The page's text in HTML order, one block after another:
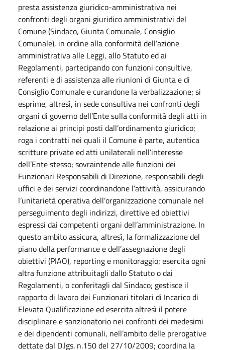
presta assistenza giuridico-amministrativa nei
confronti degli organi giuridico amministrativi del
Comune (Sindaco, Giunta Comunale, Consiglio
Comunale), in ordine alla conformità dell’azione
amministrativa alle Leggi, allo Statuto ed ai
Regolamenti, partecipando con funzioni consultive,
referenti e di assistenza alle riunioni di Giunta e di
Consiglio Comunale e curandone la verbalizzazione; si
esprime, altresì, in sede consultiva nei confronti degli
organi di governo dell’Ente sulla conformità degli atti in
relazione ai principi posti dall’ordinamento giuridico;
roga i contratti nei quali il Comune è parte, autentica
scritture private ed atti unilaterali nell’interesse
dell’Ente stesso; sovraintende alle funzioni dei
Funzionari Responsabili di Direzione, responsabili degli
uffici e dei servizi coordinandone l’attività, assicurando
l’unitarietà operativa dell’organizzazione comunale nel
perseguimento degli indirizzi, direttive ed obiettivi
espressi dai competenti organi dell’amministrazione. In
questo ambito assicura, altresì, la formalizzazione del
piano della performance e dell’assegnazione degli
obiettivi (PIAO), reporting e monitoraggio; esercita ogni
altra funzione attribuitagli dallo Statuto o dai
Regolamenti, o conferitagli dal Sindaco; gestisce il
rapporto di lavoro dei Funzionari titolari di Incarico di
Elevata Qualificazione ed esercita altresì il potere
disciplinare e sanzionatorio nei confronti dei medesimi
e dei dipendenti comunali, nell’ambito delle prerogative
dettate dal D.lgs. n.150 del 27/10/2009; coordina la